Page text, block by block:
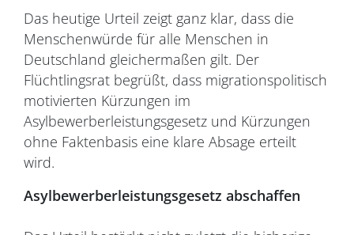
Das heutige Urteil zeigt ganz klar, dass die
Menschenwürde für alle Menschen in
Deutschland gleichermaßen gilt. Der
Flüchtlingsrat begrüßt, dass migrationspolitisch
motivierten Kürzungen im
Asylbewerberleistungsgesetz und Kürzungen
ohne Faktenbasis eine klare Absage erteilt
wird.
Asylbewerberleistungsgesetz abschaffen